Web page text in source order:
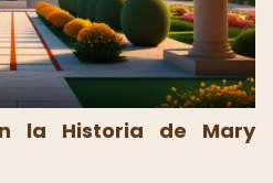
la Historia de Mary